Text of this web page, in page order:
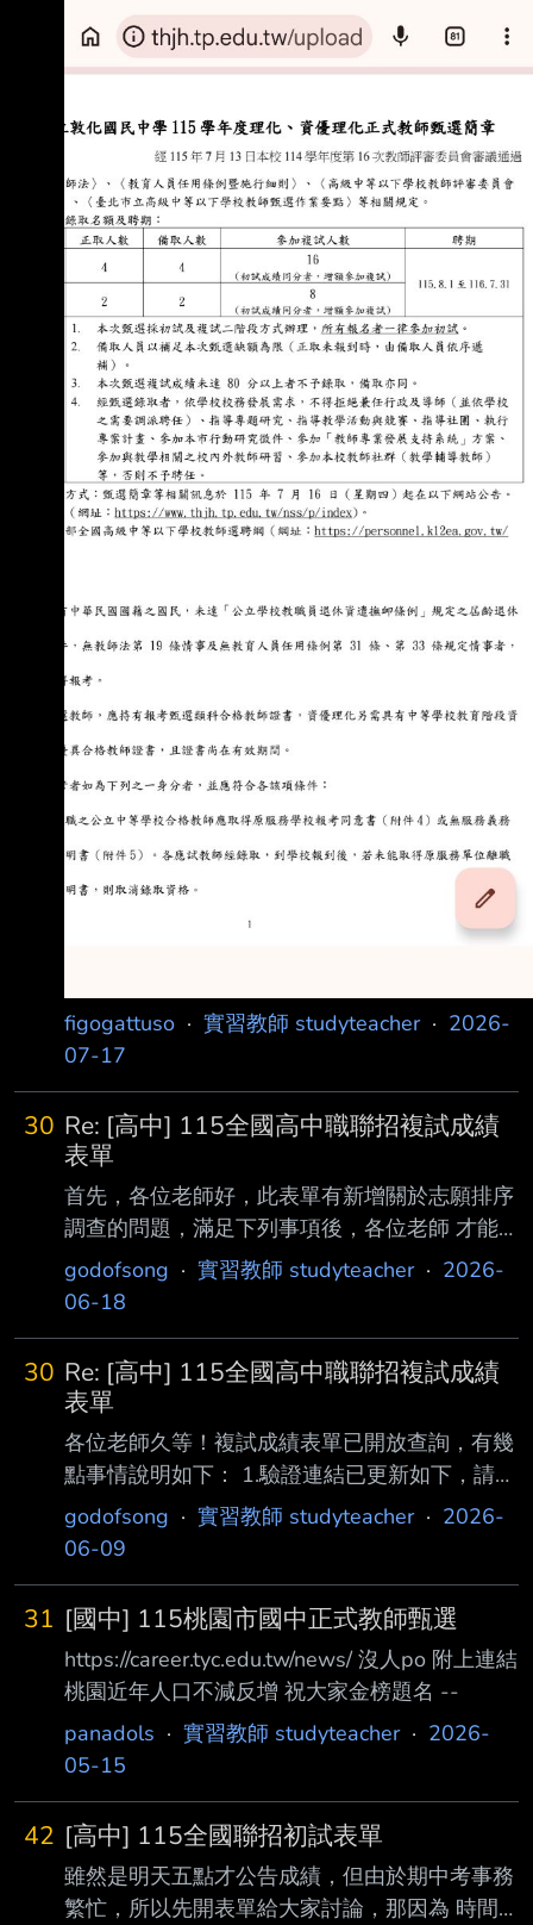
figogattuso · 實習教師 studyteacher· 2026-
07-17
30 Re: [高中] 115全國高中職聯招複試成績
表單
首先，各位老師好，此表單有新增關於志願排序
調查的問題，滿足下列事項後，各位老師 才能
通過驗證，看到相關資訊。 接著，為了提高各
位填寫意願，有填寫的老師能拿到同科考生試教
部分不齊的老師複試表單的權限。 最後，6/23
下午五點麻煩各位老師開始填寫順位及上傳公開
分發通知單，我也會將這兩個 問題轉為必填，
順位請按照公開分發通知單填寫，我會按照填寫
表單資料的時間順序跟正 確性，並且移除資料
不全老師的權限，請各位老師耐心等候。 1.入場
證號碼填寫正確。 2.初試成績單上傳正確
godofsong · 實習教師 studyteacher· 2026-
06-18
30 Re: [高中] 115全國高中職聯招複試成績
表單
各位老師久等！複試成績表單已開放查詢，有幾
點事情說明如下： 1.驗證連結已更新如下，請勿
弄錯！ https://pse.is/96mk84 2.由於目前成績尚
未確認過是否正確，加上有些科別或區域的表單
3.有些老師填寫的資料不盡正確，因此無法進入
複試成績表單，請至原本的成績填寫表單 修
正，例如入場證號碼打成姓名等，請注意！ 以
上還有不完美之處請站內信或寄mail給我，謝
謝！godofsongx7@gmail.com: 各位老師好！ :
由於傑夫老師的建議，讓我
godofsong · 實習教師 studyteacher· 2026-
06-09
31 [國中] 115桃園市國中正式教師甄選
https://career.tyc.edu.tw/news/ 沒人po 附上連結
桃園近年人口不減反增 祝大家金榜題名 --
panadols · 實習教師 studyteacher· 2026-
05-15
42 [高中] 115全國聯招初試表單
雖然是明天五點才公告成績，但由於期中考事務
繁忙，所以先開表單給大家討論，那因為 時間